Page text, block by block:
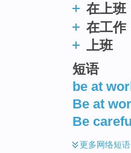
在上班
在工作
上班
短语
be at
Be at
Be
更多网络短语